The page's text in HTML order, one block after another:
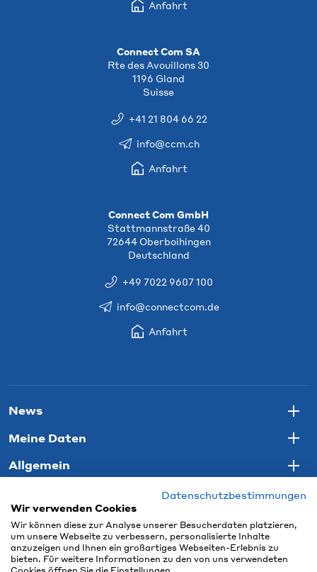
Anfahrt
Connect Com SA
Rte des Avouillons 30
1196 Gland
Suisse
+41 21 804 66 22
info@ccm.ch
Anfahrt
Connect Com GmbH
Stattmannstraße 40
72644 Oberboihingen
Deutschland
+49 7022 9607 100
info@connectcom.de
Anfahrt
News
Meine Daten
Allgemein
Datenschutzbestimmungen
Wir verwenden Cookies
Wir können diese zur Analyse unserer Besucherdaten platzieren,
um unsere Webseite zu verbessern, personalisierte Inhalte
anzuzeigen und Ihnen ein großartiges Webseiten-Erlebnis zu
bieten. Für weitere Informationen zu den von uns verwendeten